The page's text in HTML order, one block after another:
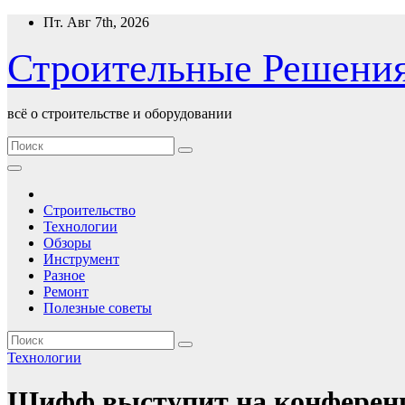
Перейти
содержимому
Пт. Авг 7th, 2026
Строительные
всё о строительстве и оборудовании
Строительство
Технологии
Обзоры
Инструмент
Разное
Ремонт
Полезные советы
Технологии